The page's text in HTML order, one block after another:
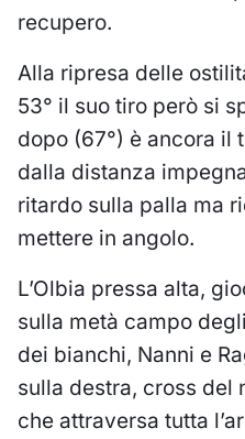
recupero.
Alla ripresa delle
53° il suo tiro però si
dopo (67°) è ancora il
dalla distanza
ritardo sulla palla ma
mettere in angolo.
L’Olbia pressa alta,
sulla metà campo
dei bianchi, Nanni e
sulla destra, cross del
che attraversa tutta